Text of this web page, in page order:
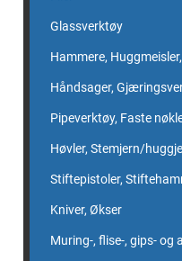
Glassverktøy
Hammere,
Håndsager,
Pipeverktøy, Faste
Høvler, Stemjern/
Stiftepistoler,
Kniver, Økser
Muring-, flise-, gips- og